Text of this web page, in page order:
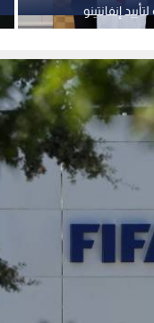
إنفانتينو